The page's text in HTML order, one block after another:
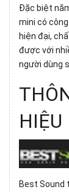
Đặc biệt
mini có
hiện đại,
được với
người dùng
HIỆU
Best Sound